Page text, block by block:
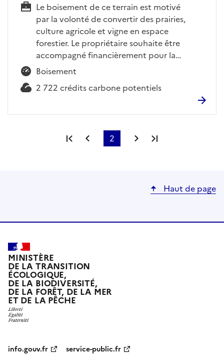
Le boisement de ce terrain est motivé
par la volonté de convertir des prairies,
culture agricole et vigne en espace
forestier. Le propriétaire souhaite être
accompagné financièrement pour la…
Boisement
2 722 crédits carbone potentiels
Première page
Page précédente
Page
2 Page suivante
Haut de page
MINISTÈRE
DE LA TRANSITION
ÉCOLOGIQUE,
DE LA BIODIVERSITÉ,
DE LA FORÊT, DE LA MER
ET DE LA PÊCHE
info.gouv.fr service-public.fr